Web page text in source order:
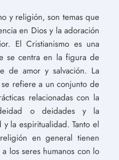
y religión, son temas que
en Dios y la adoración
El Cristianismo es una
se centra en la figura de
de amor y salvación. La
refiere a un conjunto de
relacionadas con la
o deidades y la
la espiritualidad. Tanto el
en general tienen
los seres humanos con lo